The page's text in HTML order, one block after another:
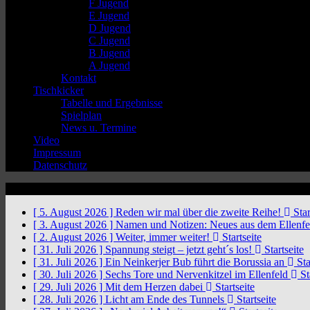
F Jugend
E Jugend
D Jugend
C Jugend
B Jugend
A Jugend
Kontakt
Tischkicker
Tabelle und Ergebnisse
Spielplan
News u. Termine
Video
Impressum
Datenschutz
[ 5. August 2026 ] Reden wir mal über die zweite Reihe!
[ 3. August 2026 ] Namen und Notizen: Neues aus dem
[ 2. August 2026 ] Weiter, immer weiter!
Startseite
[ 31. Juli 2026 ] Spannung steigt – jetzt geht´s los!
Startseite
[ 31. Juli 2026 ] Ein Neinkerjer Bub führt die Borussia an
[ 30. Juli 2026 ] Sechs Tore und Nervenkitzel im Ellenfeld
[ 29. Juli 2026 ] Mit dem Herzen dabei
Startseite
[ 28. Juli 2026 ] Licht am Ende des Tunnels
Startseite